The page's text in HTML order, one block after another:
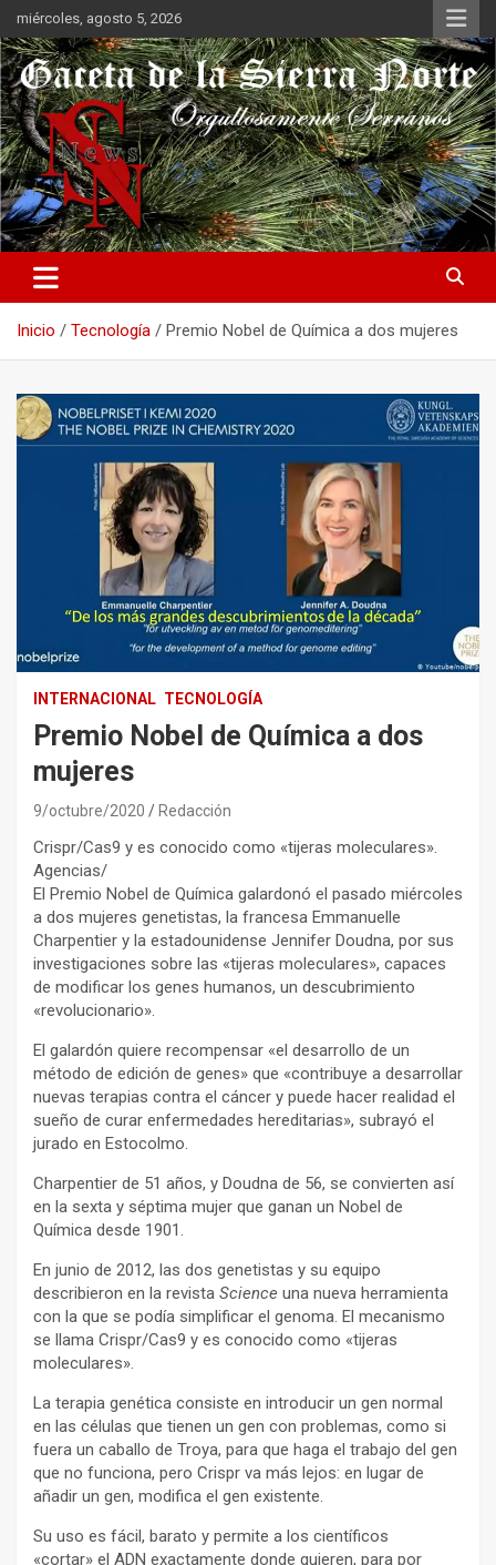
Saltar
al
contenido
miércoles, agosto 5, 2026
Gaceta de la Sierra Norte
Orgullosamente Serranos
Inicio Tecnología Premio Nobel de Química a dos mujeres
INTERNACIONAL TECNOLOGÍA
Premio Nobel de Química a dos
mujeres
9/octubre/2020 Redacción
Crispr/Cas9 y es conocido como «tijeras moleculares».
Agencias/
El Premio Nobel de Química galardonó el pasado miércoles
a dos mujeres genetistas, la francesa Emmanuelle
Charpentier y la estadounidense Jennifer Doudna, por sus
investigaciones sobre las «tijeras moleculares», capaces
de modificar los genes humanos, un descubrimiento
«revolucionario».
El galardón quiere recompensar «el desarrollo de un
método de edición de genes» que «contribuye a desarrollar
nuevas terapias contra el cáncer y puede hacer realidad el
sueño de curar enfermedades hereditarias», subrayó el
jurado en Estocolmo.
Charpentier de 51 años, y Doudna de 56, se convierten así
en la sexta y séptima mujer que ganan un Nobel de
Química desde 1901.
En junio de 2012, las dos genetistas y su equipo
describieron en la revista Science una nueva herramienta
con la que se podía simplificar el genoma. El mecanismo
se llama Crispr/Cas9 y es conocido como «tijeras
moleculares».
La terapia genética consiste en introducir un gen normal
en las células que tienen un gen con problemas, como si
fuera un caballo de Troya, para que haga el trabajo del gen
que no funciona, pero Crispr va más lejos: en lugar de
añadir un gen, modifica el gen existente.
Su uso es fácil, barato y permite a los científicos
«cortar» el ADN exactamente donde quieren, para por